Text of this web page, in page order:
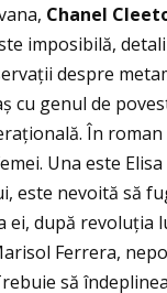
Chanel
imposibilă,
despre
cu genul de
În roman
Una este Elisa
este nevoită să
ei, după revoluţia
Ferrera,
să